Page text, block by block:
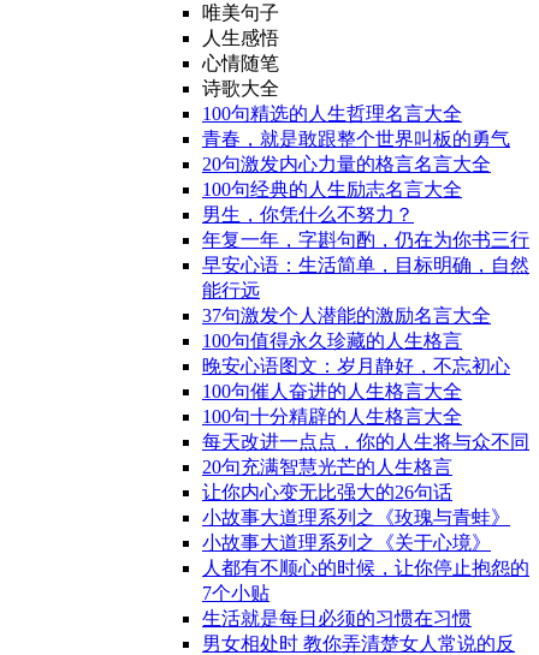
唯美句子
人生感悟
心情随笔
诗歌大全
100句精选的人生哲理名言大全
青春，就是敢跟整个世界叫板的勇气
20句激发内心力量的格言名言大全
100句经典的人生励志名言大全
男生，你凭什么不努力？
年复一年，字斟句酌，仍在为你书三行
早安心语：生活简单，目标明确，自然
能行远
37句激发个人潜能的激励名言大全
100句值得永久珍藏的人生格言
晚安心语图文：岁月静好，不忘初心
100句催人奋进的人生格言大全
100句十分精辟的人生格言大全
每天改进一点点，你的人生将与众不同
20句充满智慧光芒的人生格言
让你内心变无比强大的26句话
小故事大道理系列之《玫瑰与青蛙》
小故事大道理系列之《关于心境》
人都有不顺心的时候，让你停止抱怨的
7个小贴
生活就是每日必须的习惯在习惯
男女相处时 教你弄清楚女人常说的反